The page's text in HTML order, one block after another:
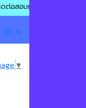
โทรศัพท์ : 053-789628
ก+ ก-
▼